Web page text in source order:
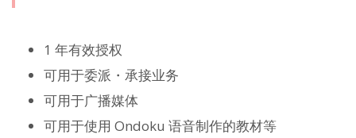
1 年有效授权
可用于委派・承接业务
可用于广播媒体
可用于使用 Ondoku 语音制作的教材等